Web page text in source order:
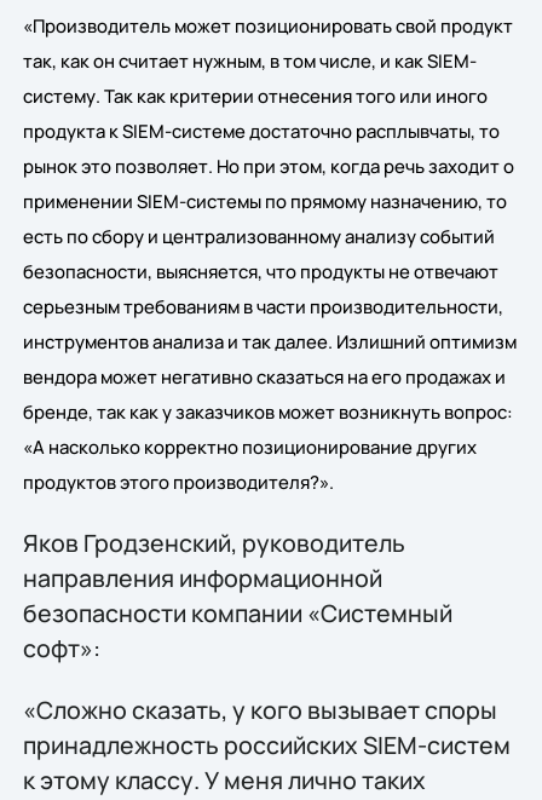
«Производитель может позиционировать свой продукт
так, как он считает нужным, в том числе, и как SIEM-
систему. Так как критерии отнесения того или иного
продукта к SIEM-системе достаточно расплывчаты, то
рынок это позволяет. Но при этом, когда речь заходит о
применении SIEM-системы по прямому назначению, то
есть по сбору и централизованному анализу событий
безопасности, выясняется, что продукты не отвечают
серьезным требованиям в части производительности,
инструментов анализа и так далее. Излишний оптимизм
вендора может негативно сказаться на его продажах и
бренде, так как у заказчиков может возникнуть вопрос:
«А насколько корректно позиционирование других
продуктов этого производителя?».
Яков Гродзенский, руководитель
направления информационной
безопасности компании «Системный
софт»:
«Сложно сказать, у кого вызывает споры
принадлежность российских SIEM-систем
к этому классу. У меня лично таких